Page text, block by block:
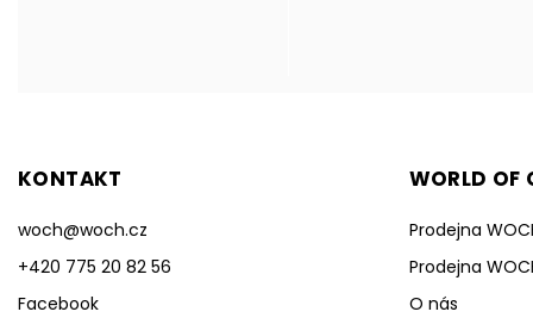
KONTAKT
woch@woch.cz
+420 775 20 82 56
Facebook
WORLD OF
Prodejna
Prodejna
O nás